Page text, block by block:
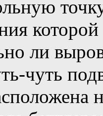
которой
ли
чуть